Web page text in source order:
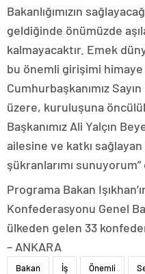
Bakanlığımızın
geldiğinde önümüzde
kalmayacaktır. Emek
bu önemli girişimi
Cumhurbaşkanımız
üzere, kuruluşuna
Başkanımız Ali Yalçın
ailesine ve katkı
şükranlarımı
Programa Bakan
Konfederasyonu Genel
ülkeden gelen 33
– ANKARA
Bakan İş Önemli